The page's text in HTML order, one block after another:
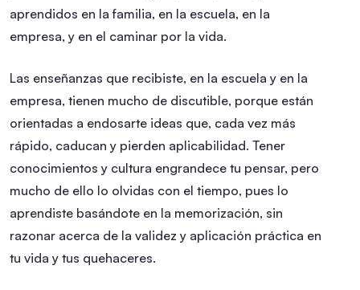
aprendidos en la familia, en la escuela, en la
empresa, y en el caminar por la vida.
Las enseñanzas que recibiste, en la escuela y en la
empresa, tienen mucho de discutible, porque están
orientadas a endosarte ideas que, cada vez más
rápido, caducan y pierden aplicabilidad. Tener
conocimientos y cultura engrandece tu pensar, pero
mucho de ello lo olvidas con el tiempo, pues lo
aprendiste basándote en la memorización, sin
razonar acerca de la validez y aplicación práctica en
tu vida y tus quehaceres.